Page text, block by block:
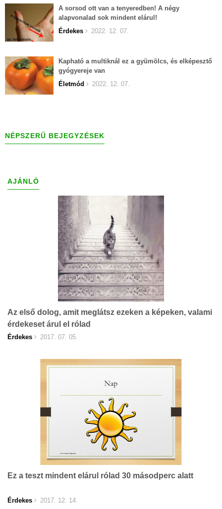
A sorsod ott van a tenyeredben! A négy
alapvonalad sok mindent elárul!
Érdekes
2022. 12. 07.
Kapható a multiknál ez a gyümölcs, és elképesztő
gyógyereje van
Életmód
2022. 12. 07.
NÉPSZERŰ BEJEGYZÉSEK
AJÁNLÓ
Az első dolog, amit meglátsz ezeken a képeken, valami
érdekeset árul el rólad
Érdekes 2017. 07. 05.
Ez a teszt mindent elárul rólad 30 másodperc alatt
Érdekes 2017. 12. 14.